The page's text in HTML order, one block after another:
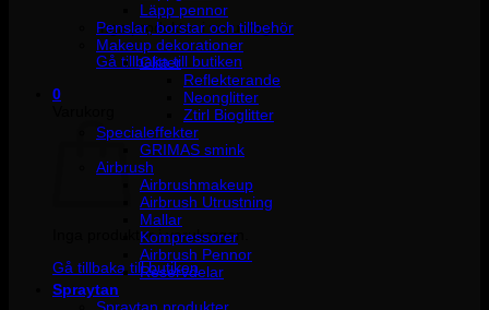
Inga produkter i varukorgen.
Gå tillbaka till butiken
0
Inga produkter i varukorgen.
Gå tillbaka till butiken
Läpp pennor
Penslar, borstar och tillbehör
Makeup dekorationer
Glitter
Reflekterande
Neonglitter
Ztirl Bioglitter
Specialeffekter
GRIMAS smink
Airbrush
Airbrushmakeup
Airbrush Utrustning
Mallar
Kompressorer
Airbrush Pennor
Reservdelar
Spraytan
Spraytan produkter